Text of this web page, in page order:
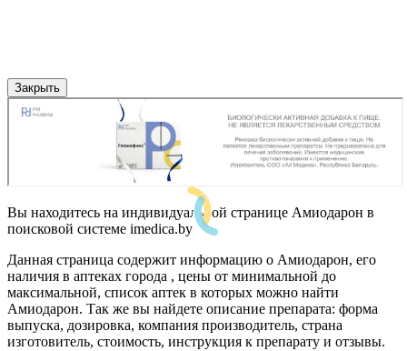
Закрыть
Вы находитесь на индивидуальной странице Амиодарон в
поисковой системе imedica.by
Данная страница содержит информацию о Амиодарон, его
наличия в аптеках города , цены от минимальной до
максимальной, список аптек в которых можно найти
Амиодарон. Так же вы найдете описание препарата: форма
выпуска, дозировка, компания производитель, страна
изготовитель, стоимость, инструкция к препарату и отзывы.